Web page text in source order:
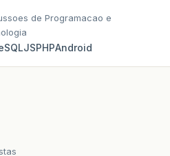
de Programacao e
SQLJSPHPAndroid